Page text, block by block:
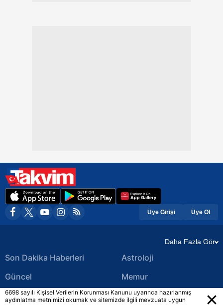
Üye Girişi Üye Ol
Daha Fazla Gör
Son Dakika Haberleri
Güncel
Ekonomi Haberleri
Astroloji
Memur
Yerel Haberler
6698 sayılı Kişisel Verilerin Korunması Kanunu uyarınca hazırlanmış
aydınlatma metnimizi okumak ve sitemizde ilgili mevzuata uygun